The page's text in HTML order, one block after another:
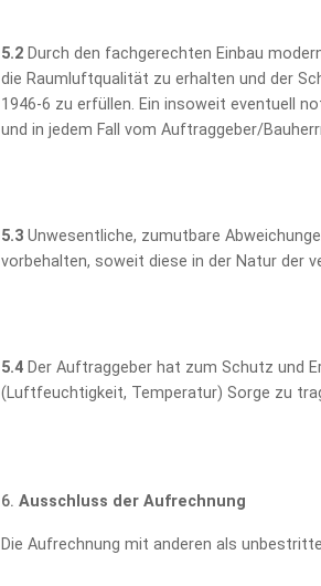
5.2 Durch den fachgerechten Einbau
die Raumluftqualität zu erhalten und der
1946-6 zu erfüllen. Ein insoweit eventuell
und in jedem Fall vom Auftraggeber/
5.3 Unwesentliche, zumutbare
vorbehalten, soweit diese in der Natur der
5.4 Der Auftraggeber hat zum Schutz und
(Luftfeuchtigkeit, Temperatur) Sorge zu
Ausschluss der Aufrechnung
Die Aufrechnung mit anderen als